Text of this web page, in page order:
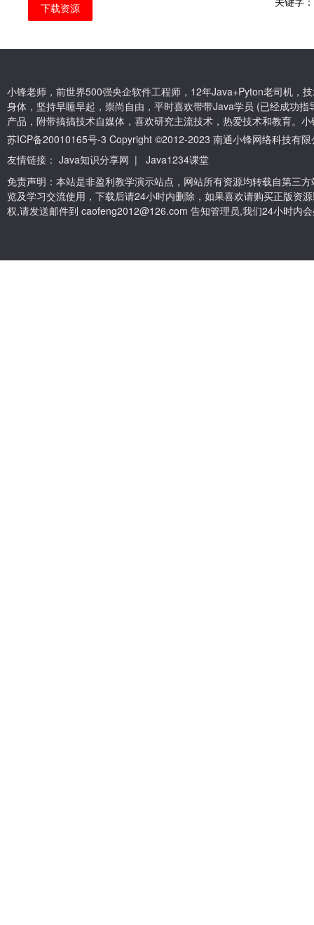
下载资源
小锋老师，前世界500强央企软件工程师，12年Java+Pyton老司机，
身体，坚持早睡早起，崇尚自由，平时喜欢带带Java学员 (已经成功
产品，附带搞搞技术自媒体，喜欢研究主流技术，热爱技术和教育。
苏ICP备20010165号-3 Copyright ©2012-2023 南通小锋网络科技有限
友情链接： Java知识分享网 |
Java1234课堂
免责声明：本站是非盈利教学演示站点，网站所有资源均转载自第三
览及学习交流使用，下载后请24小时内删除，如果喜欢请购买正版资
权,请发送邮件到 caofeng2012@126.com 告知管理员,我们24小时内